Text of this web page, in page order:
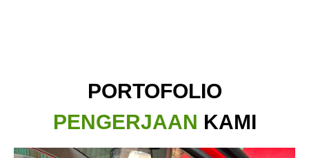
PORTOFOLIO
PENGERJAAN KAMI